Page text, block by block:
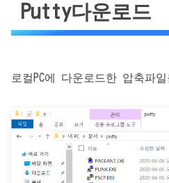
Putty다운로드
로컬PC에 다운로드한 압축파